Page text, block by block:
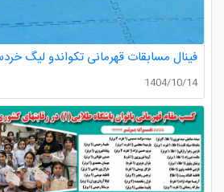
1404/10/14